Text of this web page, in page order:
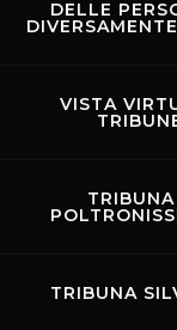
DELLE
VISTA
TRIBUNA
TRIBUNA
potabile per
plastica e
associazioni
perché il
verde di
presenta
mq di aree
piantumati